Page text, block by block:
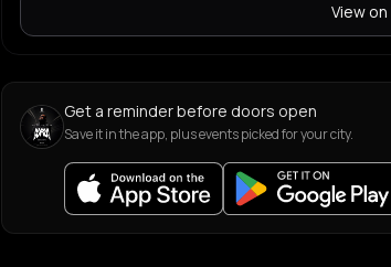
View
Get a reminder before doors open
Save it in the app, plus events picked for your city.